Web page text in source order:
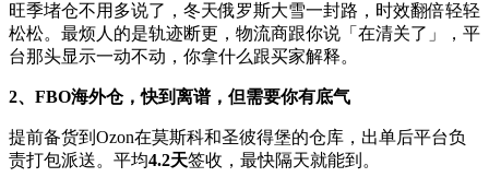
旺季堵仓不用多说了，冬天俄罗斯大雪一封路，时效翻倍轻轻
松松。最烦人的是轨迹断更，物流商跟你说「在清关了」，平
台那头显示一动不动，你拿什么跟买家解释。
2、FBO海外仓，快到离谱，但需要你有底气
提前备货到Ozon在莫斯科和圣彼得堡的仓库，出单后平台负
责打包派送。平均4.2天签收，最快隔天就能到。